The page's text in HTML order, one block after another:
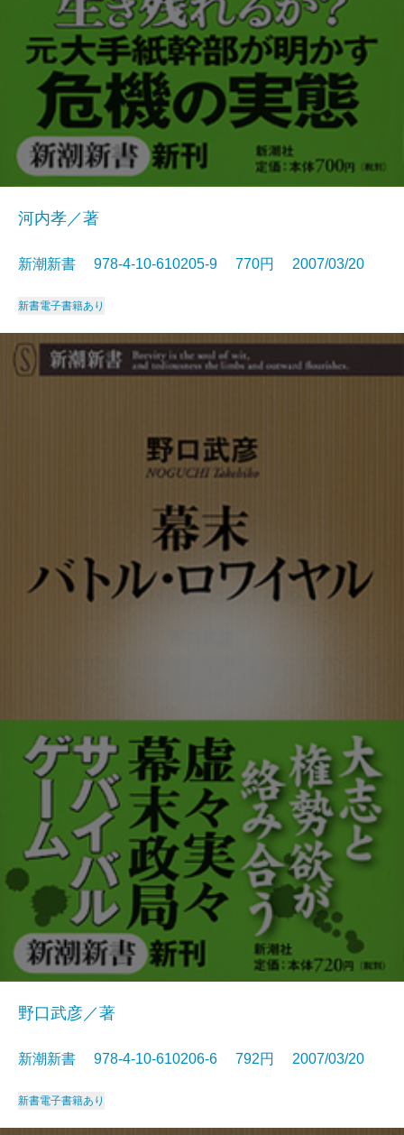
河内孝／著
新潮新書 978-4-10-610205-9 770円 2007/03/20
新書電子書籍あり
野口武彦／著
新潮新書 978-4-10-610206-6 792円 2007/03/20
新書電子書籍あり